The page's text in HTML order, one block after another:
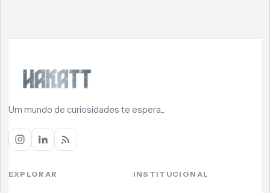
Um mundo de curiosidades te espera...
EXPLORAR INSTITUCIONAL